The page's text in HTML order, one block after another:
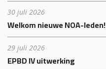
30 juli 2026
Welkom nieuwe NOA-leden!
29 juli 2026
EPBD IV uitwerking